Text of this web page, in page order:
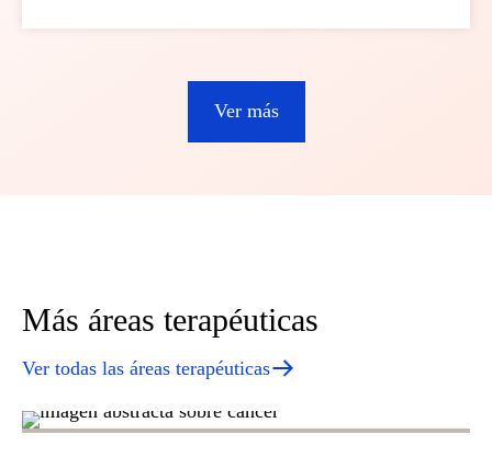
Ver más
Más áreas terapéuticas
Ver todas las áreas terapéuticas